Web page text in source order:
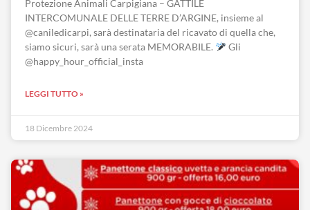
Protezione Animali Carpigiana – GATTILE
INTERCOMUNALE DELLE TERRE D’ARGINE, insieme al
@caniledicarpi, sarà destinataria del ricavato di quella che,
siamo sicuri, sarà una serata MEMORABILE.
Gli
@happy_hour_official_insta
LEGGI TUTTO »
18 Dicembre 2024